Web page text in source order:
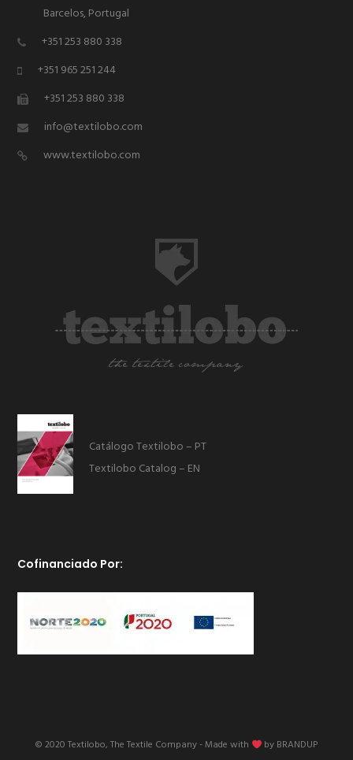
Barcelos, Portugal
+351 253 880 338
+351 965 251 244
+351 253 880 338
info@textilobo.com
www.textilobo.com
Catálogo Textilobo – PT
Textilobo Catalog – EN
Cofinanciado Por:
© 2020 Textilobo, The Textile Company - Made with by BRANDUP